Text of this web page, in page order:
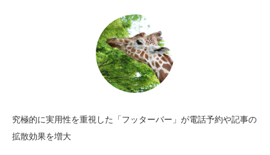
究極的に実用性を重視した「フッターバー」が電話予約や記事の
拡散効果を増大